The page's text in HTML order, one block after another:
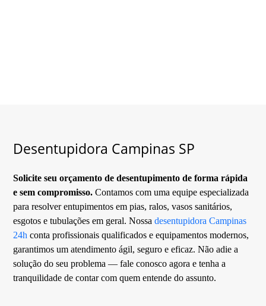
Desentupidora Campinas SP
Solicite seu orçamento de desentupimento de forma rápida
e sem compromisso. Contamos com uma equipe especializada
para resolver entupimentos em pias, ralos, vasos sanitários,
esgotos e tubulações em geral. Nossadesentupidora Campinas
24h conta profissionais qualificados e equipamentos modernos,
garantimos um atendimento ágil, seguro e eficaz. Não adie a
solução do seu problema — fale conosco agora e tenha a
tranquilidade de contar com quem entende do assunto.